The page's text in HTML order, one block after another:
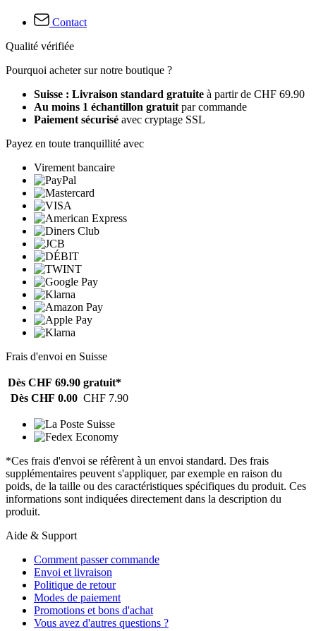
Contact
Qualité vérifiée
Pourquoi acheter sur notre boutique ?
Suisse : Livraison standard gratuite à partir de CHF 69.90
Au moins 1 échantillon gratuit par commande
Paiement sécurisé avec cryptage SSL
Payez en toute tranquillité avec
Virement bancaire
Frais d'envoi en Suisse
Dès CHF 69.90 gratuit*
Dès CHF 0.00 CHF 7.90
*Ces frais d'envoi se réfèrent à un envoi standard. Des frais
supplémentaires peuvent s'appliquer, par exemple en raison du
poids, de la taille ou des caractéristiques spécifiques du produit. Ces
informations sont indiquées directement dans la description du
produit.
Aide & Support
Comment passer commande
Envoi et livraison
Politique de retour
Modes de paiement
Promotions et bons d'achat
Vous avez d'autres questions ?